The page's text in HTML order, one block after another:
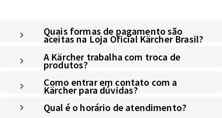
Quais formas de pagamento são
aceitas na Loja Oficial Kärcher Brasil?
A Kärcher trabalha com troca de
produtos?
Como entrar em contato com a
Kärcher para dúvidas?
Qual é o horário de atendimento?